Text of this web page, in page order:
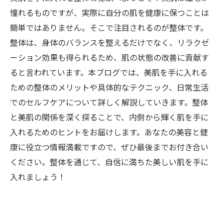
憧れるものですが、実際に自分の肌を健康に保つことは
簡単ではありません。そこで注目されるのが整体です。
整体は、身体のバランスを整えるだけでなく、リラクゼ
ーション効果も得られるため、肌の状態の改善に貢献す
ると言われています。本ブログでは、美肌を手に入れる
ための整体のメリットや具体的なテクニック、日常生活
でのセルフケアについて詳しく解説していきます。整体
と美肌の関係を深く探ることで、内側から輝く肌を手に
入れるためのヒントをお届けします。あなたの美容と健
康に役立つ情報満載ですので、ぜひ最後までお付き合い
ください。整体を通じて、自信に満ちた美しい肌を手に
入れましょう！